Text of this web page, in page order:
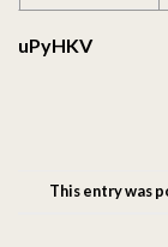
uPyHKV
This entry was